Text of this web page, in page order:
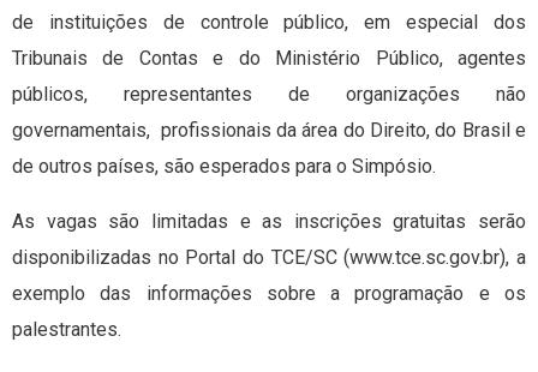
de instituições de controle público, em especial dos
Tribunais de Contas e do Ministério Público, agentes
públicos, representantes de organizações não
governamentais, profissionais da área do Direito, do Brasil e
de outros países, são esperados para o Simpósio.
As vagas são limitadas e as inscrições gratuitas serão
disponibilizadas no Portal do TCE/SC (www.tce.sc.gov.br), a
exemplo das informações sobre a programação e os
palestrantes.